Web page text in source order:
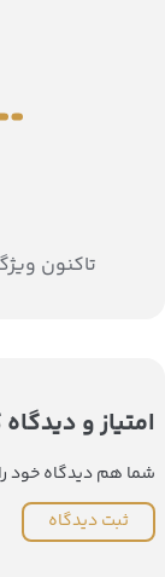
تاکنون
امتیاز و دیدگاه
شما هم دیدگاه خود
ثبت دیدگاه